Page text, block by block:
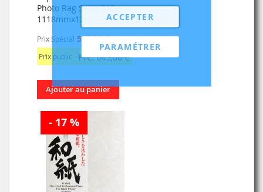
ACCEPTER
PARAMÉTRER
Photo Rag Satin 310g,
1118mmx12m
Prix Spécial 537,55 €
Prix public TTC: 645,06 €
Ajouter au panier
- 17 %